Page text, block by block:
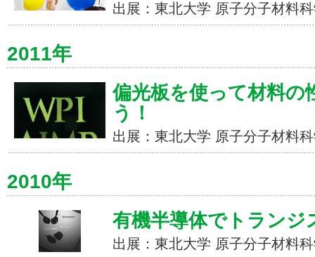
出展：東北大学 原子分子材料
2011年
偏光板を使って材料の
う！
出展：東北大学 原子分子材料
2010年
有機半導体でトラン
出展：東北大学 原子分子材料